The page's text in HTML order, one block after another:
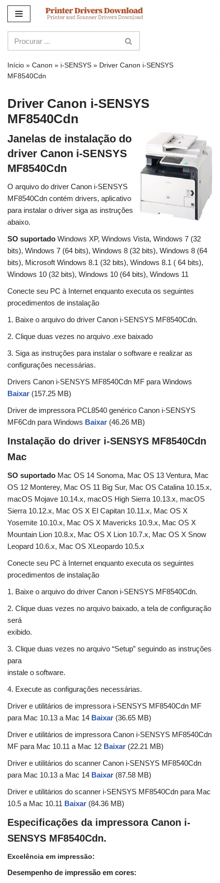
para
o
conteúdo
Início » Canon » i-SENSYS » Driver Canon i-SENSYS
MF8540Cdn
Driver Canon i-SENSYS
MF8540Cdn
Janelas de instalação do
driver Canon i-SENSYS
MF8540Cdn
O arquivo do driver Canon i-SENSYS
MF8540Cdn contém drivers, aplicativo
para instalar o driver siga as instruções
abaixo.
SO suportado Windows XP, Windows Vista, Windows 7 (32
bits), Windows 7 (64 bits), Windows 8 (32 bits), Windows 8 (64
bits), Microsoft Windows 8.1 (32 bits), Windows 8.1 ( 64 bits),
Windows 10 (32 bits), Windows 10 (64 bits), Windows 11
Conecte seu PC à Internet enquanto executa os seguintes
procedimentos de instalação
1. Baixe o arquivo do driver Canon i-SENSYS MF8540Cdn.
2. Clique duas vezes no arquivo .exe baixado
3. Siga as instruções para instalar o software e realizar as
configurações necessárias.
Drivers Canon i-SENSYS MF8540Cdn MF para Windows
Baixar (157.25 MB)
Driver de impressora PCL8540 genérico Canon i-SENSYS
MF6Cdn para Windows Baixar (46.26 MB)
Instalação do driver i-SENSYS MF8540Cdn
Mac
SO suportado Mac OS 14 Sonoma, Mac OS 13 Ventura, Mac
OS 12 Monterey, Mac OS 11 Big Sur, Mac OS Catalina 10.15.x,
macOS Mojave 10.14.x, macOS High Sierra 10.13.x, macOS
Sierra 10.12.x, Mac OS X El Capitan 10.11.x, Mac OS X
Yosemite 10.10.x, Mac OS X Mavericks 10.9.x, Mac OS X
Mountain Lion 10.8.x, Mac OS X Lion 10.7.x, Mac OS X Snow
Leopard 10.6.x, Mac OS XLeopardo 10.5.x
Conecte seu PC à Internet enquanto executa os seguintes
procedimentos de instalação
1. Baixe o arquivo do driver Canon i-SENSYS MF8540Cdn.
2. Clique duas vezes no arquivo baixado, a tela de configuração
será
exibido.
3. Clique duas vezes no arquivo “Setup” seguindo as instruções
para
instale o software.
4. Execute as configurações necessárias.
Driver e utilitários de impressora i-SENSYS MF8540Cdn MF
para Mac 10.13 a Mac 14 Baixar (36.65 MB)
Driver e utilitários de impressora Canon i-SENSYS MF8540Cdn
MF para Mac 10.11 a Mac 12 Baixar (22.21 MB)
Driver e utilitários do scanner Canon i-SENSYS MF8540Cdn
para Mac 10.13 a Mac 14 Baixar (87.58 MB)
Driver e utilitários do scanner i-SENSYS MF8540Cdn para Mac
10.5 a Mac 10.11 Baixar (84.36 MB)
Especificações da impressora Canon i-
SENSYS MF8540Cdn.
Excelência em impressão:
Desempenho de impressão em cores: